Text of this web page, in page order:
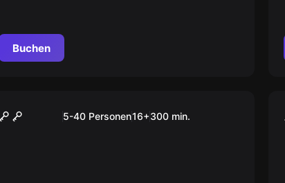
Buchen
“ESCAPE” Tour Stuttgart
5-40 Personen16+300 min.